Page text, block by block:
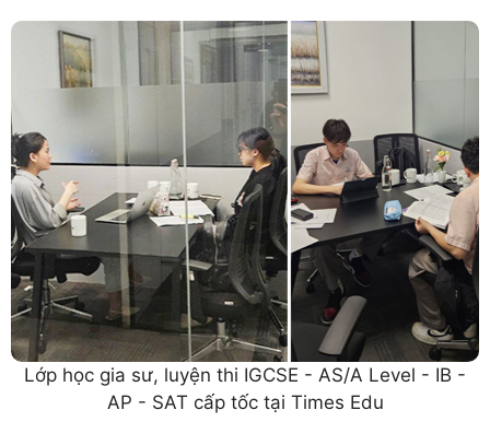
Lớp học gia sư, luyện thi IGCSE - AS/A Level - IB -
AP - SAT cấp tốc tại Times Edu